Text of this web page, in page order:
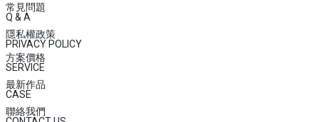
常見問題
Q & A
隱私權政策
PRIVACY POLICY
方案價格
SERVICE
最新作品
CASE
聯絡我們